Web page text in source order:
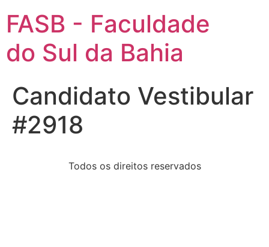
FASB - Faculdade
do Sul da Bahia
Candidato Vestibular
#2918
Todos os direitos reservados